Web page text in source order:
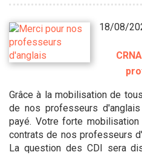
18/08/
Grâce à la mobilisation de
de nos professeurs
payé. Votre forte
contrats de nos professeurs
La question des CDI sera